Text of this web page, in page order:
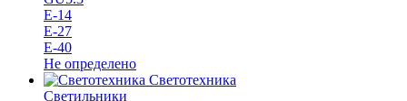
Е-14
Е-27
Е-40
Не определено
Светотехника
Светильники